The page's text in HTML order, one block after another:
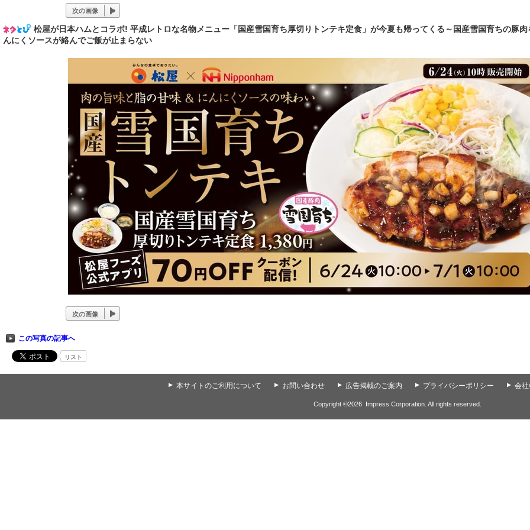
次の画像
松屋が日本ハムとコラボ! 平成レトロな名物メニュー「国産雪国育ち厚切りトンテキ定食」が今夏も帰ってくる～国産雪国育ちの豚
んにくソースが絡んでご飯が止まらない
次の画像
この写真の記事へ
リスト
▲ 本サイトのご利用について ▲ お問い合わせ ▲ 広告掲載のご案内 ▲ プライバシーポリシー ▲ 会
Copyright ©2026 Impress Corporation. All rights reserved.